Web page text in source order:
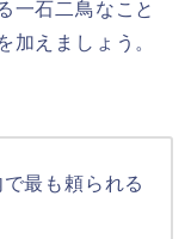
一石二鳥なこと
加えましょう。
最も頼られる